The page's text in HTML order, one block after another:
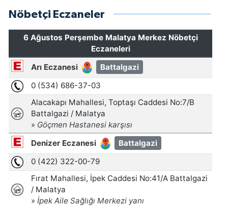
Nöbetçi Eczaneler